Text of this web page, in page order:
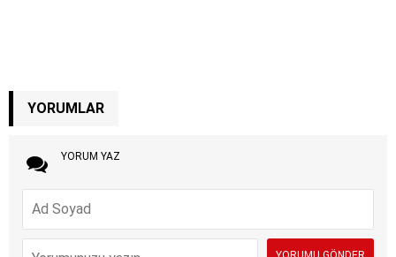
YORUMLAR
YORUM YAZ